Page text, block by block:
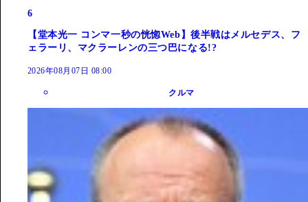
6
【堂本光一 コンマ一秒の恍惚Web】後半戦はメルセデス、フ
ェラーリ、マクラーレンの三つ巴になる!?
2026年08月07日 08:00
クルマ